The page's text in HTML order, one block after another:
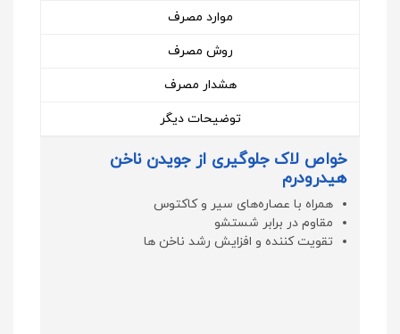
موارد مصرف
روش مصرف
هشدار مصرف
توضیحات دیگر
خواص لاک جلوگیری از جویدن ناخن
هیدرودرم
همراه با عصاره‌های سیر و کاکتوس
مقاوم در برابر شستشو
تقویت کننده و افزایش رشد ناخن ها